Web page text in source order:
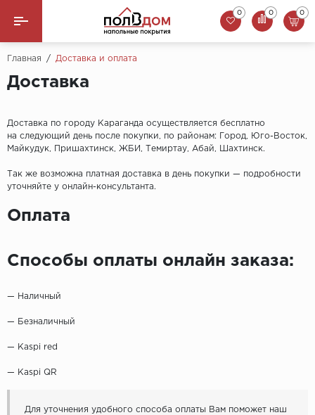
Назад
Линолеум
Ламинат
Ковролин
Арт-Винил
Плинтус
0 0 0
Главная / Доставка и оплата
Доставка
Доставка по городу Караганда осуществляется бесплатно
на следующий день после покупки, по районам: Город, Юго-Восток,
Майкудук, Пришахтинск, ЖБИ, Темиртау, Абай, Шахтинск.
Так же возможна платная доставка в день покупки — подробности
уточняйте у онлайн-консультанта.
Оплата
Способы оплаты онлайн заказа:
— Наличный
— Безналичный
— Kaspi red
— Kaspi QR
Для уточнения удобного способа оплаты Вам поможет наш